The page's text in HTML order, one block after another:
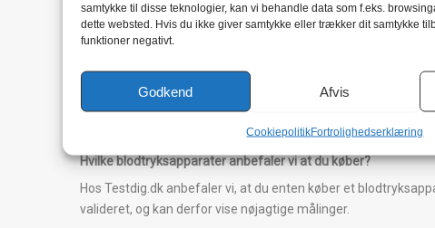
samtykke til disse teknologier, kan vi behandle data som f.eks.
dette websted. Hvis du ikke giver samtykke eller trækker dit samtykke
funktioner negativt.
Godkend Afvis
CookiepolitikFortrolighedserklæring
Har du en meget stor overarm, skal du være opmærksom
manchetter, som kan købes som tilbehør til f.eks. Beurer BM20
Det er som nævnt også muligt at måle blodtrykket ved
dette dog stadig en god rettesnor for om dit blodtryk holder
højde som dit hjerte, når du foretager målingen, da dette
Hvilke blodtryksapparater anbefaler vi at du køber?
Hos Testdig.dk anbefaler vi, at du enten køber et
valideret, og kan derfor vise nøjagtige målinger.